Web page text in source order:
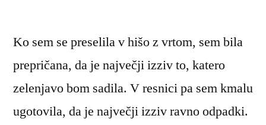
Ko sem se preselila v hišo z vrtom, sem bila
prepričana, da je največji izziv to, katero
zelenjavo bom sadila. V resnici pa sem kmalu
ugotovila, da je največji izziv ravno odpadki.